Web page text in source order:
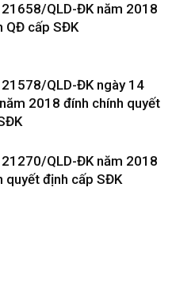
21658/QLD-ĐK năm 2018
QĐ cấp SĐK
21578/QLD-ĐK ngày 14
2018 đính chính quyết
21270/QLD-ĐK năm 2018
quyết định cấp SĐK